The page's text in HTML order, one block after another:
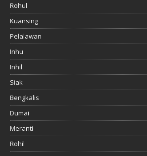
Rohul
Kuansing
Pelalawan
Inhu
Inhil
Siak
Bengkalis
Dumai
Meranti
Rohil